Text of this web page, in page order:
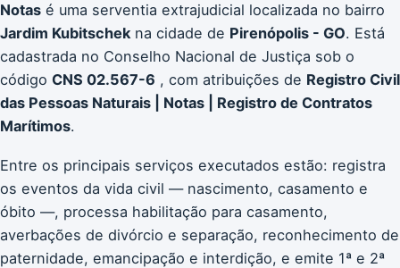
Notas é uma serventia extrajudicial localizada no bairro
Jardim Kubitschekna cidade de Pirenópolis - GO. Está
cadastrada no Conselho Nacional de Justiça sob o
código CNS 02.567-6 , com atribuições de Registro Civil
das Pessoas Naturais | Notas | Registro de Contratos
Marítimos.
Entre os principais serviços executados estão: registra
os eventos da vida civil — nascimento, casamento e
óbito —, processa habilitação para casamento,
averbações de divórcio e separação, reconhecimento de
paternidade, emancipação e interdição, e emite 1ª e 2ª